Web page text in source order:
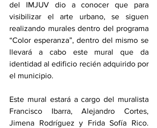
del IMJUV dio a conocer que para
visibilizar el arte urbano, se siguen
realizando murales dentro del programa
“Color esperanza”, dentro del mismo se
llevará a cabo este mural que da
identidad al edificio recién adquirido por
el municipio.
Este mural estará a cargo del muralista
Francisco Ibarra, Alejandro Cortes,
Jimena Rodríguez y Frida Sofía Rico.